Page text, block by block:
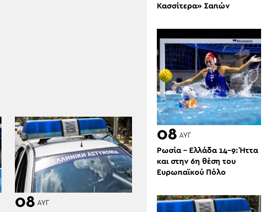
08 ΑΥΓ
Κασσίτερα» Σαπών
08 ΑΥΓ
Ρωσία – Ελλάδα 14-9: Ήττα
και στην 6η θέση του
Ευρωπαϊκού Πόλο